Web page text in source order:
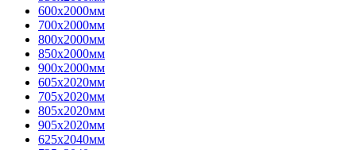
600х2000мм
700х2000мм
800х2000мм
850х2000мм
900х2000мм
605х2020мм
705х2020мм
805х2020мм
905х2020мм
625х2040мм